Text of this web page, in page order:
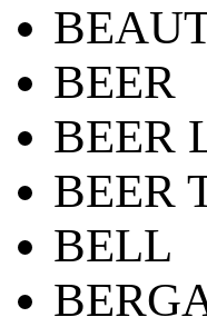
BEER
BEER
BEER
BELL